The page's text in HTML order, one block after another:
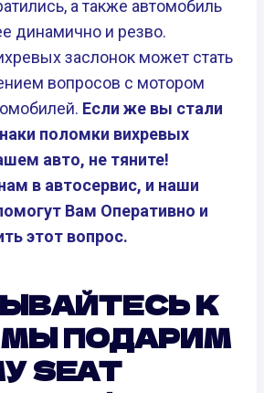
а также автомобиль
динамично и резво.
заслонок может стать
вопросов с мотором
Если же вы стали
поломки вихревых
авто, не тяните!
в автосервис, и наши
Вам Оперативно и
этот вопрос.
К
МЫ ПОДАРИМ
SEAT